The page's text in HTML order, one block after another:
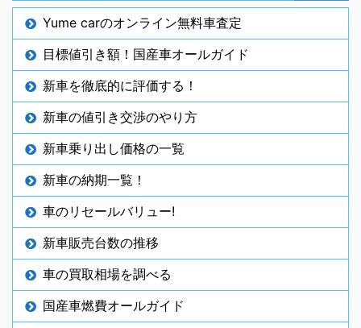
Yume carのオンライン無料車査定
目標値引き額！国産車オールガイド
新車を徹底的に評価する！
新車の値引き交渉のやり方
新車乗り出し価格の一覧
新車の納期一覧！
車のリセールバリュー!
新車販売台数の推移
車の買取相場を調べる
国産車燃費オールガイド